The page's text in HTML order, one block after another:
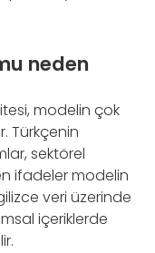
neden
modelin çok
Türkçenin
sektörel
ifadeler modelin
veri üzerinde
içeriklerde